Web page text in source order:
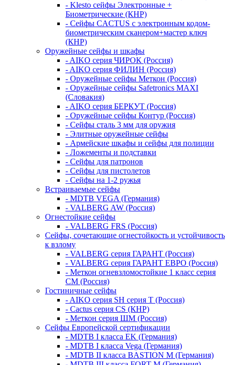
- Klesto сейфы Электронные +
Биометрические (КНР)
- Сейфы CACTUS с электронным кодом-
биометрическим сканером+мастер ключ
(КНР)
Оружейные сейфы и шкафы
- AIKO серия ЧИРОК (Россия)
- AIKO серия ФИЛИН (Россия)
- Оружейные сейфы Меткон (Россия)
- Оружейные сейфы Safetronics MAXI
(Словакия)
- AIKO серия БЕРКУТ (Россия)
- Оружейные сейфы Контур (Россия)
- Сейфы сталь 3 мм для оружия
- Элитные оружейные сейфы
- Армейские шкафы и сейфы для полиции
- Ложементы и подставки
- Сейфы для патронов
- Сейфы для пистолетов
- Сейфы на 1-2 ружья
Встраиваемые сейфы
- MDTB VEGA (Германия)
- VALBERG AW (Россия)
Огнестойкие сейфы
- VALBERG FRS (Россия)
Сейфы, сочетающие огнестойкость и устойчивость
к взлому
- VALBERG серия ГАРАНТ (Россия)
- VALBERG серия ГАРАНТ ЕВРО (Россия)
- Меткон огневзломостойкие 1 класс серия
СМ (Россия)
Гостиничные сейфы
- AIKO серия SH серия Т (Россия)
- Cactus серия CS (КНР)
- Меткон серия ШМ (Россия)
Сейфы Европейской сертификации
- MDTB I класса EK (Германия)
- MDTB I класса Vega (Германия)
- MDTB II класса BASTION M (Германия)